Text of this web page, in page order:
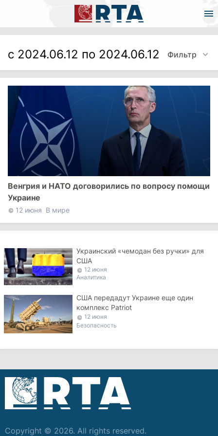
с 2024.06.12 по 2024.06.12 Фильтр
Венгрия и НАТО договорились по вопросу помощи
Украине
12 июня В мире
Украинский «чемодан без ручки» для
США
12 июня
Аналитика
США передадут Украине еще один
комплекс Patriot
12 июня
Безопасность
Copyright © 2026. All rights reserved.